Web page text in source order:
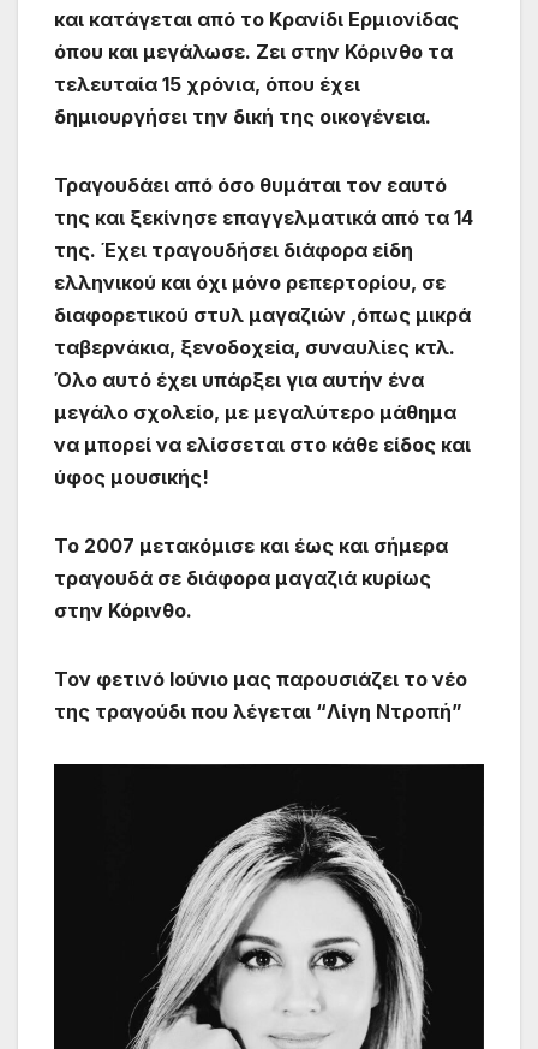
και κατάγεται από το Κρανίδι Ερμιονίδας
όπου και μεγάλωσε. Ζει στην Κόρινθο τα
τελευταία 15 χρόνια, όπου έχει
δημιουργήσει την δική της οικογένεια.
Τραγουδάει από όσο θυμάται τον εαυτό
της και ξεκίνησε επαγγελματικά από τα 14
της. Έχει τραγουδήσει διάφορα είδη
ελληνικού και όχι μόνο ρεπερτορίου, σε
διαφορετικού στυλ μαγαζιών ,όπως μικρά
ταβερνάκια, ξενοδοχεία, συναυλίες κτλ.
Όλο αυτό έχει υπάρξει για αυτήν ένα
μεγάλο σχολείο, με μεγαλύτερο μάθημα
να μπορεί να ελίσσεται στο κάθε είδος και
ύφος μουσικής!
Το 2007 μετακόμισε και έως και σήμερα
τραγουδά σε διάφορα μαγαζιά κυρίως
στην Κόρινθο.
Τον φετινό Ιούνιο μας παρουσιάζει το νέο
της τραγούδι που λέγεται “Λίγη Ντροπή”